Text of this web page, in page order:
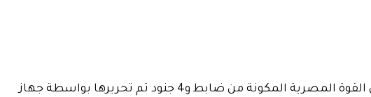
وقال مصدر أمني في تصريح صحفي ان القوة المصرية المكونة من ضابط و4 جنود تم تحريرها بواسطة جهاز